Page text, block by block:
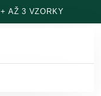
AŽ 3 VZORKY